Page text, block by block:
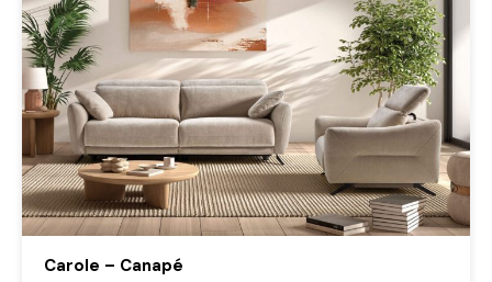
Carole – Canapé